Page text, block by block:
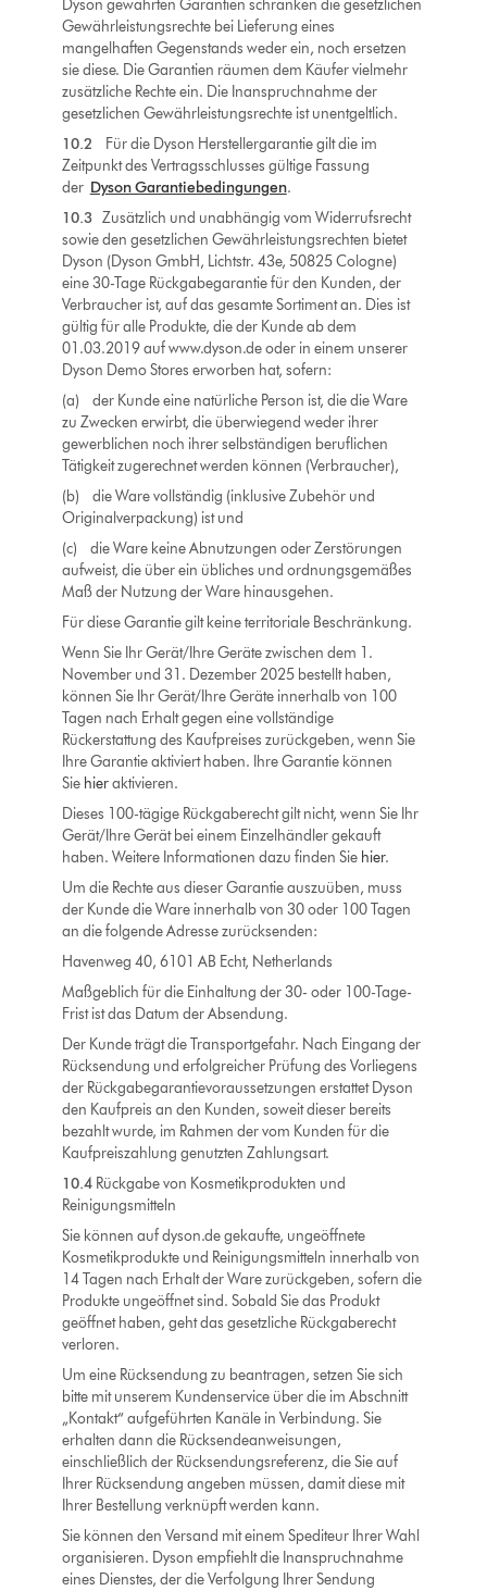
Dyson gewährten Garantien schränken die gesetzlichen
Gewährleistungsrechte bei Lieferung eines
mangelhaften Gegenstands weder ein, noch ersetzen
sie diese. Die Garantien räumen dem Käufer vielmehr
zusätzliche Rechte ein. Die Inanspruchnahme der
gesetzlichen Gewährleistungsrechte ist unentgeltlich.
10.2
Für die Dyson Herstellergarantie gilt die im
Zeitpunkt des Vertragsschlusses gültige Fassung
der Dyson Garantiebedingungen.
10.3Zusätzlich und unabhängig vom Widerrufsrecht
sowie den gesetzlichen Gewährleistungsrechten bietet
Dyson (Dyson GmbH, Lichtstr. 43e, 50825 Cologne)
eine 30-Tage Rückgabegarantie für den Kunden, der
Verbraucher ist, auf das gesamte Sortiment an. Dies ist
gültig für alle Produkte, die der Kunde ab dem
01.03.2019 auf www.dyson.de oder in einem unserer
Dyson Demo Stores erworben hat, sofern:
(a) der Kunde eine natürliche Person ist, die die Ware
zu Zwecken erwirbt, die überwiegend weder ihrer
gewerblichen noch ihrer selbständigen beruflichen
Tätigkeit zugerechnet werden können (Verbraucher),
(b) die Ware vollständig (inklusive Zubehör und
Originalverpackung) ist und
(c) die Ware keine Abnutzungen oder Zerstörungen
aufweist, die über ein übliches und ordnungsgemäßes
Maß der Nutzung der Ware hinausgehen.
Für diese Garantie gilt keine territoriale Beschränkung.
Wenn Sie Ihr Gerät/Ihre Geräte zwischen dem 1.
November und 31. Dezember 2025 bestellt haben,
können Sie Ihr Gerät/Ihre Geräte innerhalb von 100
Tagen nach Erhalt gegen eine vollständige
Rückerstattung des Kaufpreises zurückgeben, wenn Sie
Ihre Garantie aktiviert haben. Ihre Garantie können
Sie hieraktivieren.
Dieses 100-tägige Rückgaberecht gilt nicht, wenn Sie Ihr
Gerät/Ihre Gerät bei einem Einzelhändler gekauft
haben. Weitere Informationen dazu finden Sie hier.
Um die Rechte aus dieser Garantie auszuüben, muss
der Kunde die Ware innerhalb von 30 oder 100 Tagen
an die folgende Adresse zurücksenden:
Havenweg 40, 6101 AB Echt, Netherlands
Maßgeblich für die Einhaltung der 30- oder 100-Tage-
Frist ist das Datum der Absendung.
Der Kunde trägt die Transportgefahr. Nach Eingang der
Rücksendung und erfolgreicher Prüfung des Vorliegens
der Rückgabegarantievoraussetzungen erstattet Dyson
den Kaufpreis an den Kunden, soweit dieser bereits
bezahlt wurde, im Rahmen der vom Kunden für die
Kaufpreiszahlung genutzten Zahlungsart.
10.4Rückgabe von Kosmetikprodukten und
Reinigungsmitteln
Sie können auf dyson.de gekaufte, ungeöffnete
Kosmetikprodukte und Reinigungsmitteln innerhalb von
14 Tagen nach Erhalt der Ware zurückgeben, sofern die
Produkte ungeöffnet sind. Sobald Sie das Produkt
geöffnet haben, geht das gesetzliche Rückgaberecht
verloren.
Um eine Rücksendung zu beantragen, setzen Sie sich
bitte mit unserem Kundenservice über die im Abschnitt
„Kontakt“ aufgeführten Kanäle in Verbindung. Sie
erhalten dann die Rücksendeanweisungen,
einschließlich der Rücksendungsreferenz, die Sie auf
Ihrer Rücksendung angeben müssen, damit diese mit
Ihrer Bestellung verknüpft werden kann.
Sie können den Versand mit einem Spediteur Ihrer Wahl
organisieren. Dyson empfiehlt die Inanspruchnahme
eines Dienstes, der die Verfolgung Ihrer Sendung